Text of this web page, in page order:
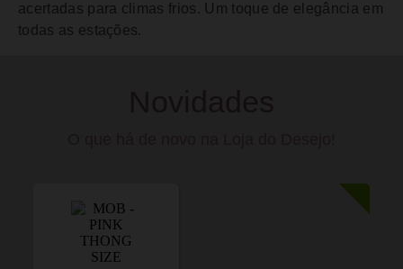
acertadas para climas frios. Um toque de elegância em
todas as estações.